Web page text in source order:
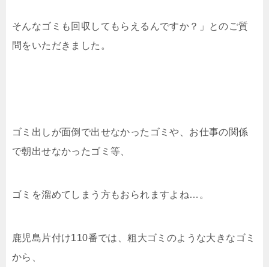
そんなゴミも回収してもらえるんですか？」とのご質
問をいただきました。
ゴミ出しが面倒で出せなかったゴミや、お仕事の関係
で朝出せなかったゴミ等、
ゴミを溜めてしまう方もおられますよね…。
鹿児島片付け110番では、粗大ゴミのような大きなゴミ
から、